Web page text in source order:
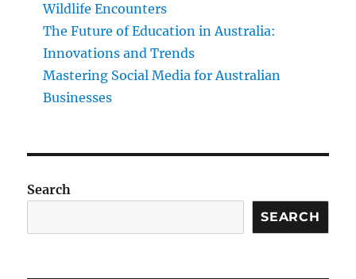
Wildlife Encounters
The Future of Education in Australia:
Innovations and Trends
Mastering Social Media for Australian
Businesses
Search
SEARCH